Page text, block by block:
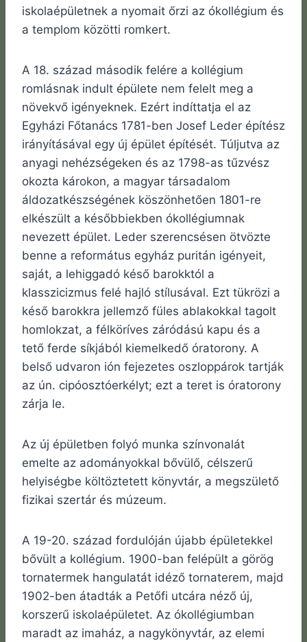
iskolaépületnek a nyomait őrzi az ókollégium és
a templom közötti romkert.
A 18. század második felére a kollégium
romlásnak indult épülete nem felelt meg a
növekvő igényeknek. Ezért indíttatja el az
Egyházi Főtanács 1781-ben Josef Leder építész
irányításával egy új épület építését. Túljutva az
anyagi nehézségeken és az 1798-as tűzvész
okozta károkon, a magyar társadalom
áldozatkészségének köszönhetően 1801-re
elkészült a későbbiekben ókollégiumnak
nevezett épület. Leder szerencsésen ötvözte
benne a református egyház puritán igényeit,
saját, a lehiggadó késő barokktól a
klasszicizmus felé hajló stílusával. Ezt tükrözi a
késő barokkra jellemző füles ablakokkal tagolt
homlokzat, a félköríves záródású kapu és a
tető ferde síkjából kiemelkedő óratorony. A
belső udvaron ión fejezetes oszloppárok tartják
az ún. cipóosztóerkélyt; ezt a teret is óratorony
zárja le.
Az új épületben folyó munka színvonalát
emelte az adományokkal bővülő, célszerű
helyiségbe költöztetett könyvtár, a megszülető
fizikai szertár és múzeum.
A 19-20. század fordulóján újabb épületekkel
bővült a kollégium. 1900-ban felépült a görög
tornatermek hangulatát idéző tornaterem, majd
1902-ben átadták a Petőfi utcára néző új,
korszerű iskolaépületet. Az ókollégiumban
maradt az imaház, a nagykönyvtár, az elemi